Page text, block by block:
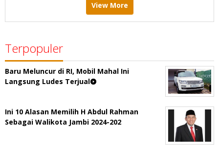
View More
Terpopuler
Baru Meluncur di RI, Mobil Mahal Ini
Langsung Ludes Terjual
Ini 10 Alasan Memilih H Abdul Rahman
Sebagai Walikota Jambi 2024-202